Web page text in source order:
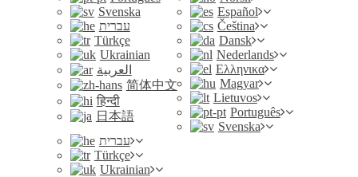
Svenska
עברית
Türkçe
Ukrainian
العربية
简体中文
हिन्दी
日本語
Español
Čeština
Dansk
Nederlands
Ελληνικα
Magyar
Lietuvos
Português
Svenska
עברית
Türkçe
Ukrainian